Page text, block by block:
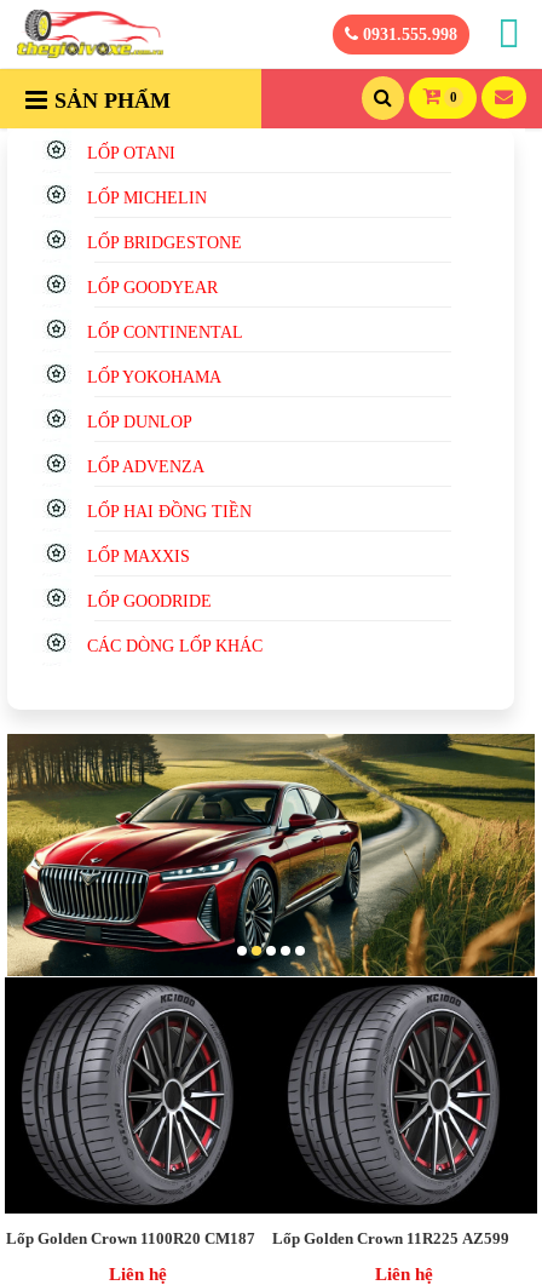
0931.555.998
SẢN PHẨM 0
LỐP OTANI
LỐP MICHELIN
LỐP BRIDGESTONE
LỐP GOODYEAR
LỐP CONTINENTAL
LỐP YOKOHAMA
LỐP DUNLOP
LỐP ADVENZA
LỐP HAI ĐỒNG TIỀN
LỐP MAXXIS
LỐP GOODRIDE
CÁC DÒNG LỐP KHÁC
Lốp Golden Crown 1100R20 CM187
Liên hệ
Lốp Golden Crown 11R225 AZ599
Liên hệ